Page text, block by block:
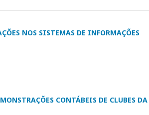
NOS SISTEMAS DE INFORMAÇÕES
CONTÁBEIS DE CLUBES DA